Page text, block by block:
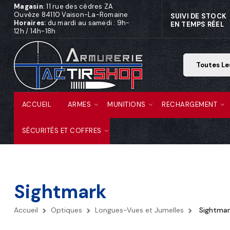
Magasin: 11 rue des cèdres ZA
Ouvèze 84110 Vaison-La-Romaine
Horaires: du mardi au samedi : 9h-
12h / 14h-18h
SUIVI DE STOCK
EN TEMPS RÉEL
ACCUEIL ARMES MUNITIONS RECHARGEMENT
SÉCURITÉS ET COFFRES
Sightmark
Accueil Optiques Longues-Vues et Jumelles